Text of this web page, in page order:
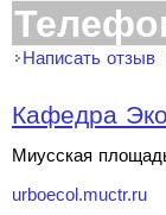
Написать отзыв
Кафедра
Миусская
urboecol.muctr.ru